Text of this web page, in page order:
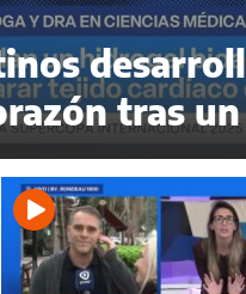
tras